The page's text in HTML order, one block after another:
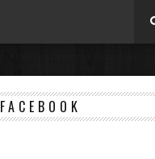
FACEBOOK